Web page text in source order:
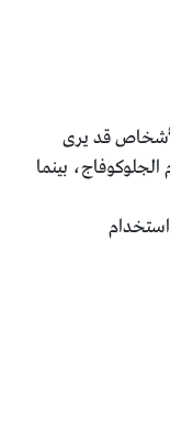
قد يرى
بينما